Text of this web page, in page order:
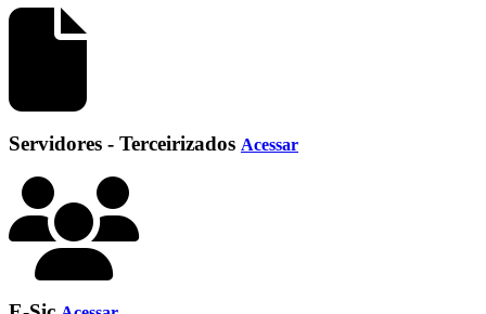
Servidores - Terceirizados Acessar